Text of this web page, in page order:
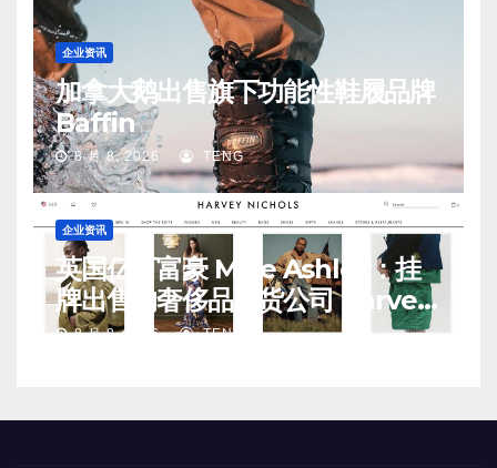
企业资讯
加拿大鹅出售旗下功能性鞋履品牌
Baffin
8 月 8, 2026 TENG
企业资讯
英国亿万富豪 Mike Ashley：挂
牌出售的奢侈品百货公司 Harvey
Nichols 正陷入“死亡螺旋”
8 月 8, 2026 TENG